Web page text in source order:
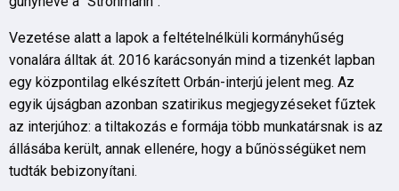
Vezetése alatt a lapok a feltételnélküli kormányhűség
vonalára álltak át. 2016 karácsonyán mind a tizenkét lapban
egy központilag elkészített Orbán-interjú jelent meg. Az
egyik újságban azonban szatirikus megjegyzéseket fűztek
az interjúhoz: a tiltakozás e formája több munkatársnak is az
állásába került, annak ellenére, hogy a bűnösségüket nem
tudták bebizonyítani.